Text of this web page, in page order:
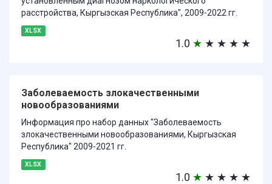
расстройства, Кыргызская Республика", 2009-2022 гг.
XLSX
1.0 ★ ★ ★ ★ ★
Заболеваемость злокачественными
новообразованиями
Информация про набор данных "Заболеваемость
злокачественными новообразованиями, Кыргызская
Республика" 2009-2021 гг.
XLSX
1.0 ★ ★ ★ ★ ★